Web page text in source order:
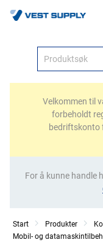
Velkommen til
forbeholdt
bedriftskonto
For å kunne handle
Start Produkter
Mobil- og